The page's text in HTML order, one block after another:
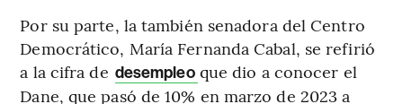
Por su parte, la también senadora del Centro
Democrático, María Fernanda Cabal, se refirió
a la cifra de desempleo que dio a conocer el
Dane, que pasó de 10% en marzo de 2023 a